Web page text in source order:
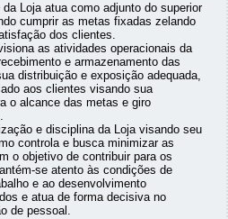
da Loja atua como adjunto do superior
cumprir as metas fixadas zelando
dos clientes.
as atividades operacionais da
e armazenamento das
distribuição e exposição adequada,
aos clientes visando sua
o alcance das metas e giro
e disciplina da Loja visando seu
controla e busca minimizar as
o objetivo de contribuir para os
se atento às condições de
e ao desenvolvimento
e atua de forma decisiva no
de pessoal.